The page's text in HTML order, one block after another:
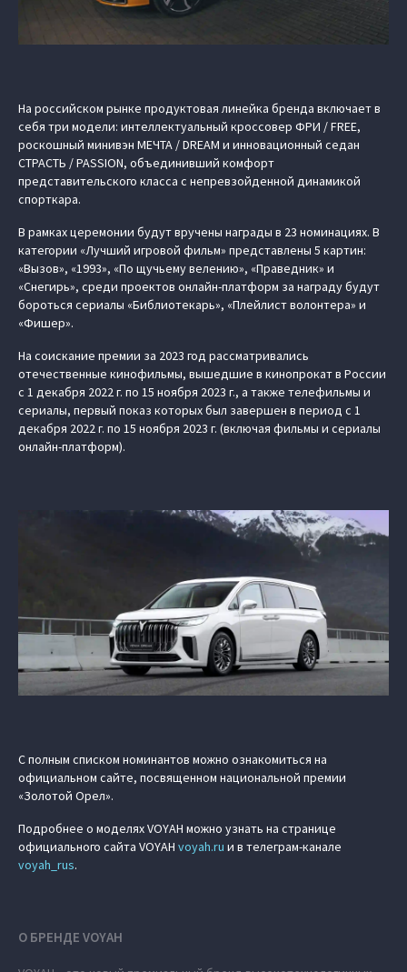
На российском рынке продуктовая линейка бренда включает в
себя три модели: интеллектуальный кроссовер ФРИ / FREE,
роскошный минивэн МЕЧТА / DREAM и инновационный седан
СТРАСТЬ / PASSION, объединивший комфорт
представительского класса с непревзойденной динамикой
спорткара.
В рамках церемонии будут вручены награды в 23 номинациях. В
категории «Лучший игровой фильм» представлены 5 картин:
«Вызов», «1993», «По щучьему велению», «Праведник» и
«Снегирь», среди проектов онлайн-платформ за награду будут
бороться сериалы «Библиотекарь», «Плейлист волонтера» и
«Фишер».
На соискание премии за 2023 год рассматривались
отечественные кинофильмы, вышедшие в кинопрокат в России
c 1 декабря 2022 г. по 15 ноября 2023 г., а также телефильмы и
сериалы, первый показ которых был завершен в период с 1
декабря 2022 г. по 15 ноября 2023 г. (включая фильмы и сериалы
онлайн-платформ).
С полным списком номинантов можно ознакомиться на
официальном сайте, посвященном национальной премии
«Золотой Орел».
Подробнее о моделях VOYAH можно узнать на странице
официального сайта VOYAH voyah.ru и в телеграм-канале
voyah_rus.
О БРЕНДЕ VOYAH